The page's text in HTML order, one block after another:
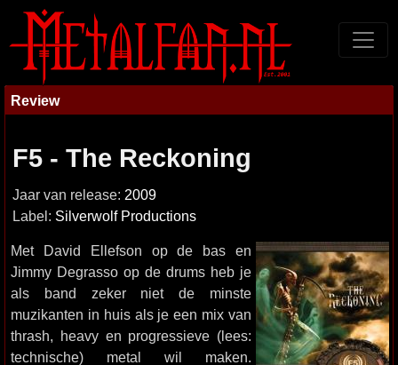
Review
F5 - The Reckoning
Jaar van release: 2009
Label: Silverwolf Productions
Met David Ellefson op de bas en
Jimmy Degrasso op de drums heb je
als band zeker niet de minste
muzikanten in huis als je een mix van
thrash, heavy en progressieve (lees:
technische) metal wil maken.